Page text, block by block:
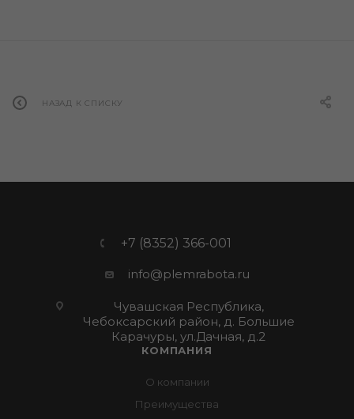
НАЗАД К СПИСКУ
+7 (8352) 366-001
info@plemrabota.ru
Чувашская Республика,
Чебоксарский район, д. Большие
Карачуры, ул.Дачная, д.2
КОМПАНИЯ
О компании
Преимущества